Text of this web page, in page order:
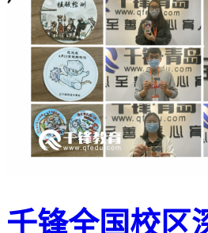
千锋全国校区